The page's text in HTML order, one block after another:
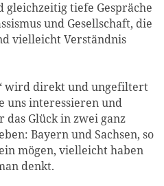
gleichzeitig tiefe Gespräche
und Gesellschaft, die
vielleicht Verständnis
wird direkt und ungefiltert
uns interessieren und
das Glück in zwei ganz
Bayern und Sachsen, so
mögen, vielleicht haben
denkt.